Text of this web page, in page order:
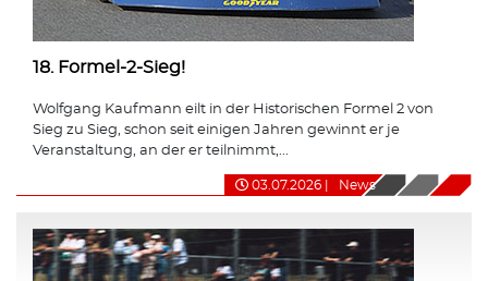
18. Formel-2-Sieg!
Wolfgang Kaufmann eilt in der Historischen Formel 2 von
Sieg zu Sieg, schon seit einigen Jahren gewinnt er je
Veranstaltung, an der er teilnimmt,...
03.07.2026 News